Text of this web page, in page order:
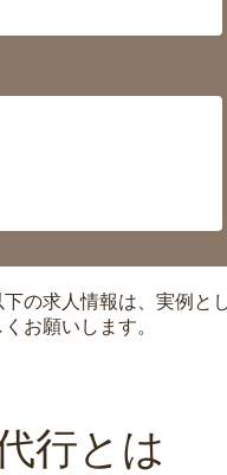
の求人情報は、実例と
お願いします。
行とは